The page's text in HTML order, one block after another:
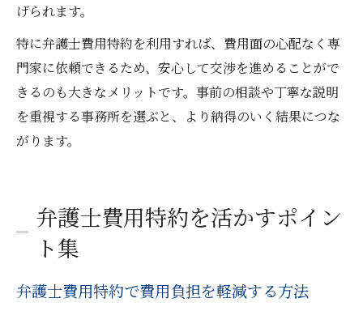
げられます。
特に弁護士費用特約を利用すれば、費用面の心配なく専
門家に依頼できるため、安心して交渉を進めることがで
きるのも大きなメリットです。事前の相談や丁寧な説明
を重視する事務所を選ぶと、より納得のいく結果につな
がります。
弁護士費用特約を活かすポイン
ト集
弁護士費用特約で費用負担を軽減する方法